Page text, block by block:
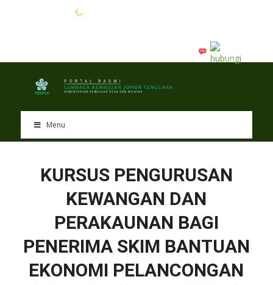
Menu
KURSUS PENGURUSAN
KEWANGAN DAN
PERAKAUNAN BAGI
PENERIMA SKIM BANTUAN
EKONOMI PELANCONGAN